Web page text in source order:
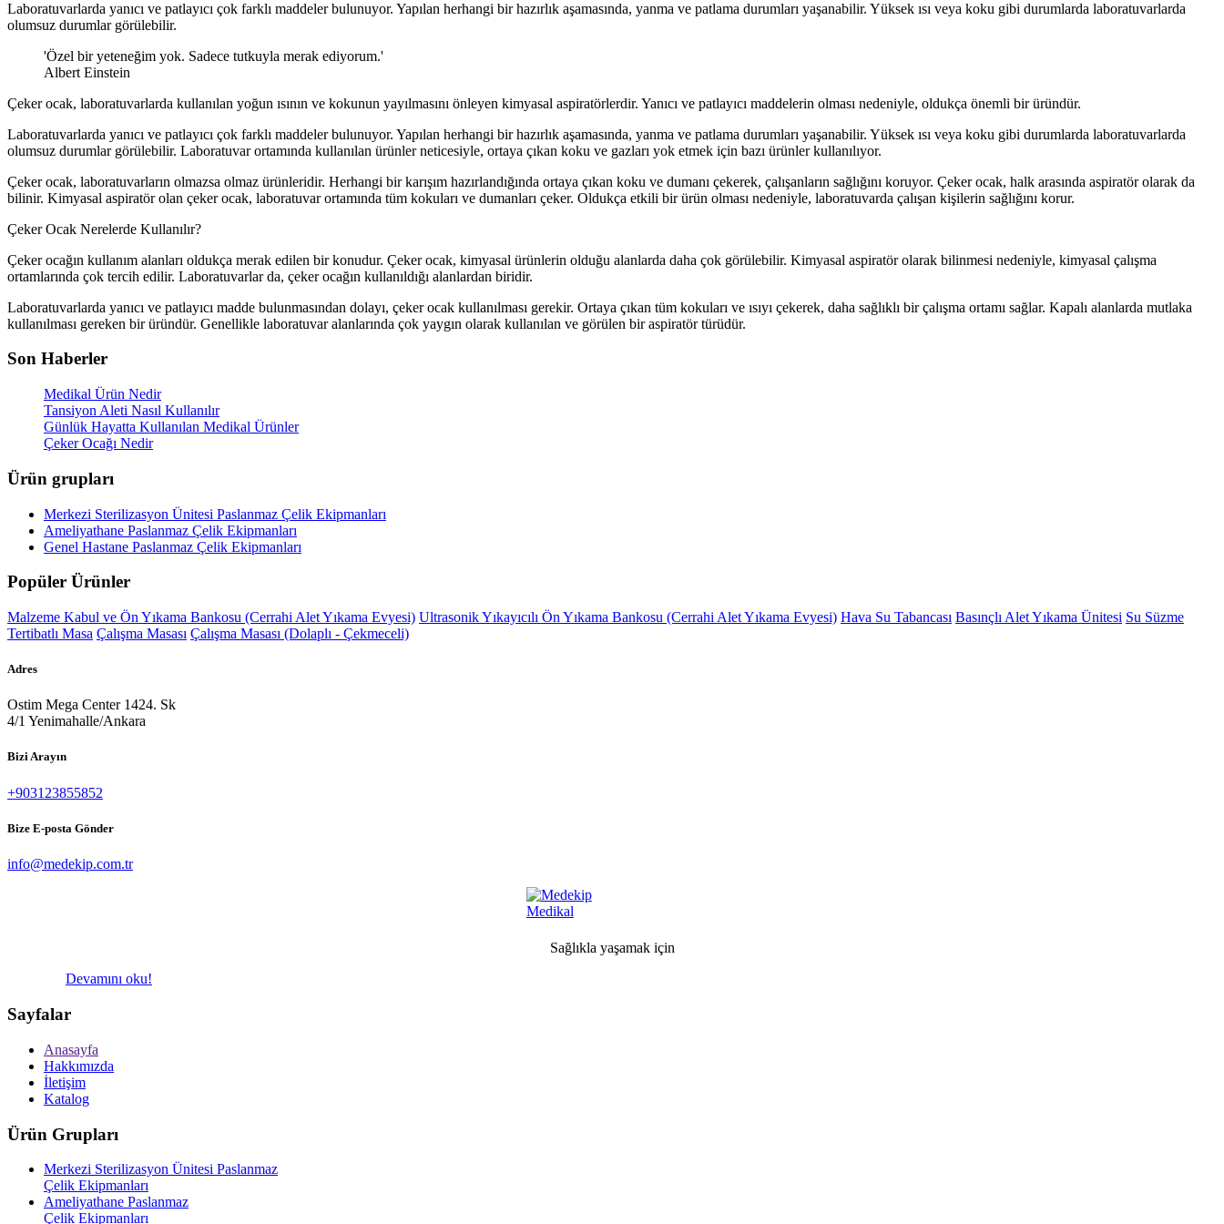
Laboratuvarlarda yanıcı ve patlayıcı çok farklı maddeler bulunuyor. Yapılan herhangi bir hazırlık aşamasında, yanma ve patlama durumları yaşanabilir. Yüksek ısı veya koku gibi durumlarda laboratuvarlarda
olumsuz durumlar görülebilir.
'Özel bir yeteneğim yok. Sadece tutkuyla merak ediyorum.'
Albert Einstein
Çeker ocak, laboratuvarlarda kullanılan yoğun ısının ve kokunun yayılmasını önleyen kimyasal aspiratörlerdir. Yanıcı ve patlayıcı maddelerin olması nedeniyle, oldukça önemli bir üründür.
Laboratuvarlarda yanıcı ve patlayıcı çok farklı maddeler bulunuyor. Yapılan herhangi bir hazırlık aşamasında, yanma ve patlama durumları yaşanabilir. Yüksek ısı veya koku gibi durumlarda laboratuvarlarda
olumsuz durumlar görülebilir. Laboratuvar ortamında kullanılan ürünler neticesiyle, ortaya çıkan koku ve gazları yok etmek için bazı ürünler kullanılıyor.
Çeker ocak, laboratuvarların olmazsa olmaz ürünleridir. Herhangi bir karışım hazırlandığında ortaya çıkan koku ve dumanı çekerek, çalışanların sağlığını koruyor. Çeker ocak, halk arasında aspiratör olarak da
bilinir. Kimyasal aspiratör olan çeker ocak, laboratuvar ortamında tüm kokuları ve dumanları çeker. Oldukça etkili bir ürün olması nedeniyle, laboratuvarda çalışan kişilerin sağlığını korur.
Çeker Ocak Nerelerde Kullanılır?
Çeker ocağın kullanım alanları oldukça merak edilen bir konudur. Çeker ocak, kimyasal ürünlerin olduğu alanlarda daha çok görülebilir. Kimyasal aspiratör olarak bilinmesi nedeniyle, kimyasal çalışma
ortamlarında çok tercih edilir. Laboratuvarlar da, çeker ocağın kullanıldığı alanlardan biridir.
Laboratuvarlarda yanıcı ve patlayıcı madde bulunmasından dolayı, çeker ocak kullanılması gerekir. Ortaya çıkan tüm kokuları ve ısıyı çekerek, daha sağlıklı bir çalışma ortamı sağlar. Kapalı alanlarda mutlaka
kullanılması gereken bir üründür. Genellikle laboratuvar alanlarında çok yaygın olarak kullanılan ve görülen bir aspiratör türüdür.
Son Haberler
Medikal Ürün Nedir
Tansiyon Aleti Nasıl Kullanılır
Günlük Hayatta Kullanılan Medikal Ürünler
Çeker Ocağı Nedir
Ürün grupları
Merkezi Sterilizasyon Ünitesi Paslanmaz Çelik Ekipmanları
Ameliyathane Paslanmaz Çelik Ekipmanları
Genel Hastane Paslanmaz Çelik Ekipmanları
Popüler Ürünler
Malzeme Kabul ve Ön Yıkama Bankosu (Cerrahi Alet Yıkama Evyesi) Ultrasonik Yıkayıcılı Ön Yıkama Bankosu (Cerrahi Alet Yıkama Evyesi) Hava Su Tabancası Basınçlı Alet Yıkama Ünitesi Su Süzme
Tertibatlı Masa Çalışma Masası Çalışma Masası (Dolaplı - Çekmeceli)
Adres
Ostim Mega Center 1424. Sk
4/1 Yenimahalle/Ankara
Bizi Arayın
+903123855852
Bize E-posta Gönder
info@medekip.com.tr
Sağlıkla yaşamak için
Devamını oku!
Sayfalar
Anasayfa
Hakkımızda
İletişim
Katalog
Ürün Grupları
Merkezi Sterilizasyon Ünitesi Paslanmaz
Çelik Ekipmanları
Ameliyathane Paslanmaz
Çelik Ekipmanları